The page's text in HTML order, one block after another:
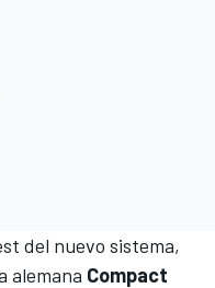
del nuevo sistema,
alemana Compact